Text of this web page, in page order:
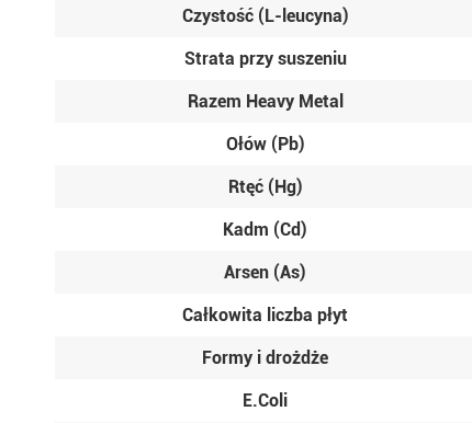
Czystość (L-leucyna)
Strata przy suszeniu
Razem Heavy Metal
Ołów (Pb)
Rtęć (Hg)
Kadm (Cd)
Arsen (As)
Całkowita liczba płyt
Formy i drożdże
E.Coli